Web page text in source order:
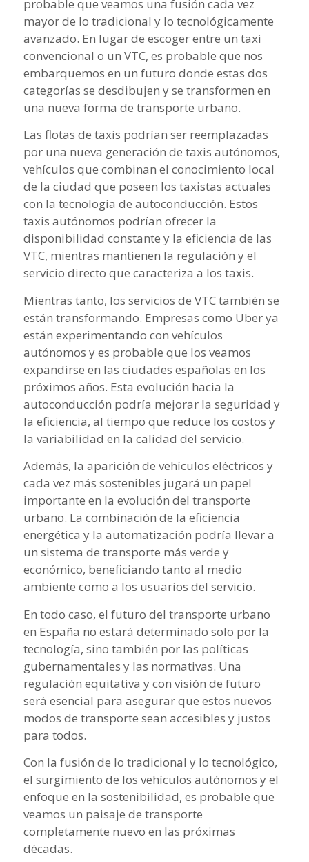
probable que veamos una fusión cada vez
mayor de lo tradicional y lo tecnológicamente
avanzado. En lugar de escoger entre un taxi
convencional o un VTC, es probable que nos
embarquemos en un futuro donde estas dos
categorías se desdibujen y se transformen en
una nueva forma de transporte urbano.
Las flotas de taxis podrían ser reemplazadas
por una nueva generación de taxis autónomos,
vehículos que combinan el conocimiento local
de la ciudad que poseen los taxistas actuales
con la tecnología de autoconducción. Estos
taxis autónomos podrían ofrecer la
disponibilidad constante y la eficiencia de las
VTC, mientras mantienen la regulación y el
servicio directo que caracteriza a los taxis.
Mientras tanto, los servicios de VTC también se
están transformando. Empresas como Uber ya
están experimentando con vehículos
autónomos y es probable que los veamos
expandirse en las ciudades españolas en los
próximos años. Esta evolución hacia la
autoconducción podría mejorar la seguridad y
la eficiencia, al tiempo que reduce los costos y
la variabilidad en la calidad del servicio.
Además, la aparición de vehículos eléctricos y
cada vez más sostenibles jugará un papel
importante en la evolución del transporte
urbano. La combinación de la eficiencia
energética y la automatización podría llevar a
un sistema de transporte más verde y
económico, beneficiando tanto al medio
ambiente como a los usuarios del servicio.
En todo caso, el futuro del transporte urbano
en España no estará determinado solo por la
tecnología, sino también por las políticas
gubernamentales y las normativas. Una
regulación equitativa y con visión de futuro
será esencial para asegurar que estos nuevos
modos de transporte sean accesibles y justos
para todos.
Con la fusión de lo tradicional y lo tecnológico,
el surgimiento de los vehículos autónomos y el
enfoque en la sostenibilidad, es probable que
veamos un paisaje de transporte
completamente nuevo en las próximas
décadas.